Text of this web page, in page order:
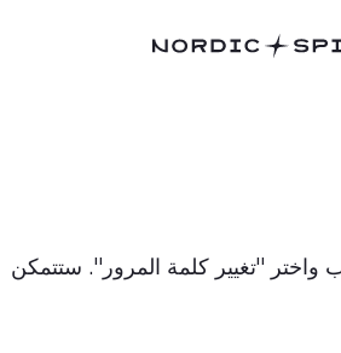
"تغيير كلمة المرور". ستتمكن